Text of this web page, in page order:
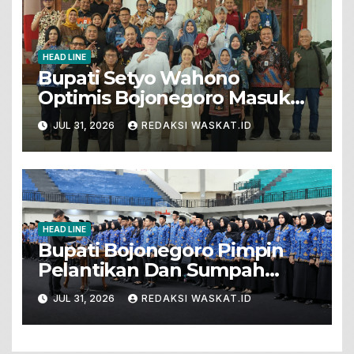
HEAD LINE
Bupati Setyo Wahono
Optimis Bojonegoro Masuk
Unesco Global Geopark
JUL 31, 2026 REDAKSI WASKAT.ID
HEAD LINE
Bupati Bojonegoro Pimpin
Pelantikan Dan Sumpah
Jabatan 571 PNS Baru. Ini
Pesannya!
JUL 31, 2026 REDAKSI WASKAT.ID